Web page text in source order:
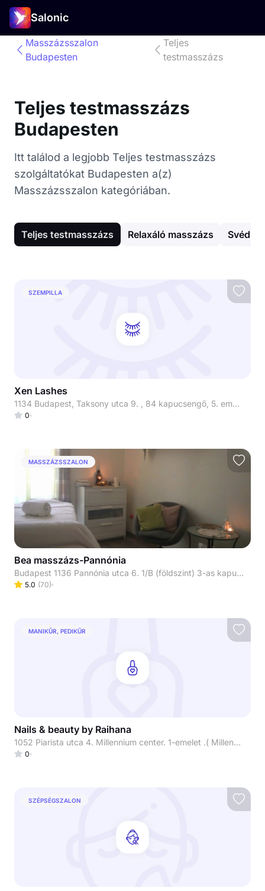
Salonic
Masszázsszalon
Budapesten
Teljes
testmasszázs
Teljes testmasszázs
Budapesten
Itt találod a legjobb Teljes testmasszázs
szolgáltatókat Budapesten a(z)
Masszázsszalon kategóriában.
Teljes testmasszázs Relaxáló masszázs
SZEMPILLA
Xen Lashes
1134 Budapest, Taksony utca 9. , 84 kapucsengő, 5. emelet 510-es lakás
0
MASSZÁZSSZALON
Bea masszázs-Pannónia
Budapest 1136 Pannónia utca 6. 1/B (földszint) 3-as kapucsengő
5.0 (70)
MANIKŰR, PEDIKŰR
Nails & beauty by Raihana
1052 Piarista utca 4. Millennium center. 1-emelet .( Millennium beauty)
0
SZÉPSÉGSZALON